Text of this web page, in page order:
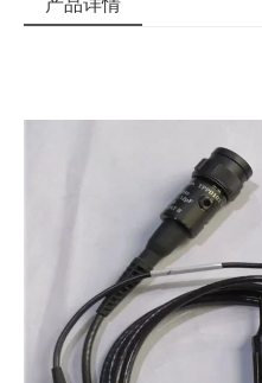
产品详情